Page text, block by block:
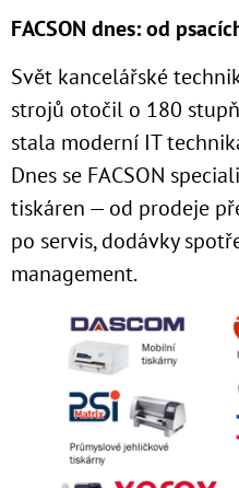
FACSON dnes: od
Svět kancelářské
strojů otočil o 180
stala moderní IT
Dnes se FACSON
tiskáren — od prodeje
po servis, dodávky
management.